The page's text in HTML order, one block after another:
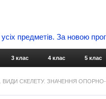
усіх предметів. За новою
3 клас 4 клас 5 клас
ВИДИ СКЕЛЕТУ. ЗНАЧЕННЯ